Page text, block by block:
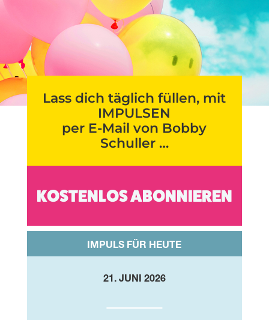
Lass dich täglich füllen, mit
IMPULSEN
per E-Mail von Bobby
Schuller …
KOSTENLOS ABONNIEREN
IMPULS FÜR HEUTE
21. JUNI 2026